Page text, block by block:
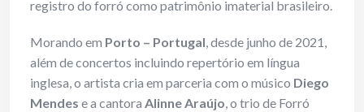
registro do forró como patrimônio imaterial brasileiro.
Morando em Porto – Portugal, desde junho de 2021,
além de concertos incluindo repertório em língua
inglesa, o artista cria em parceria com o músico Diego
Mendes e a cantora Alinne Araújo, o trio de Forró